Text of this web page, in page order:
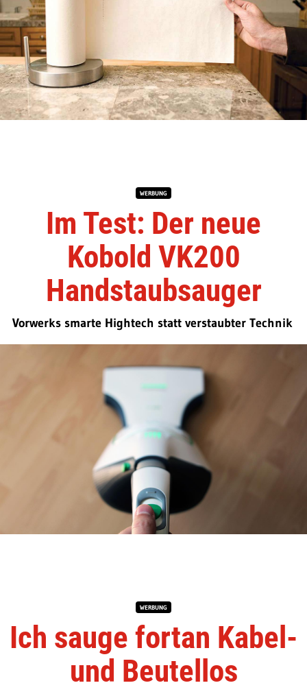
WERBUNG
Im Test: Der neue
Kobold VK200
Handstaubsauger
Vorwerks smarte Hightech statt verstaubter Technik
WERBUNG
Ich sauge fortan Kabel-
und Beutellos